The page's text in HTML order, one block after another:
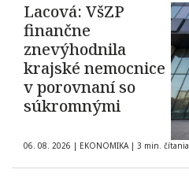
Lacová: VšZP
finančne
znevýhodnila
krajské nemocnice
v porovnaní so
súkromnými
06. 08. 2026 | EKONOMIKA | 3 min. čítania